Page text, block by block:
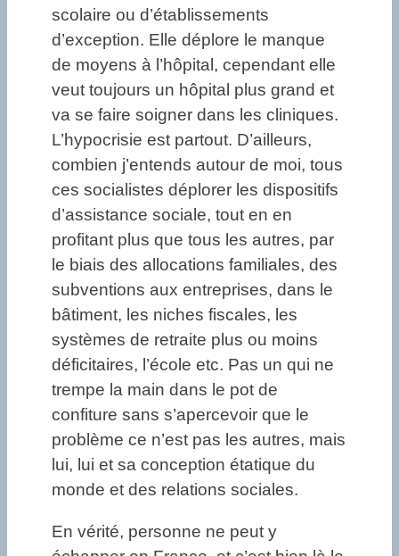
scolaire ou d’établissements
d’exception. Elle déplore le manque
de moyens à l’hôpital, cependant elle
veut toujours un hôpital plus grand et
va se faire soigner dans les cliniques.
L’hypocrisie est partout. D’ailleurs,
combien j’entends autour de moi, tous
ces socialistes déplorer les dispositifs
d’assistance sociale, tout en en
profitant plus que tous les autres, par
le biais des allocations familiales, des
subventions aux entreprises, dans le
bâtiment, les niches fiscales, les
systèmes de retraite plus ou moins
déficitaires, l’école etc. Pas un qui ne
trempe la main dans le pot de
confiture sans s’apercevoir que le
problème ce n’est pas les autres, mais
lui, lui et sa conception étatique du
monde et des relations sociales.
En vérité, personne ne peut y